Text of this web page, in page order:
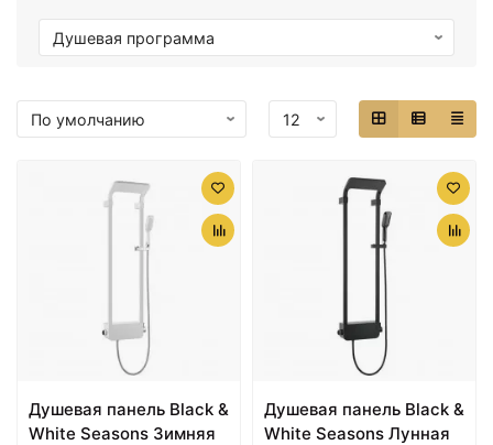
Душевая панель Black &
White Seasons Зимняя
Душевая панель Black &
White Seasons Лунная